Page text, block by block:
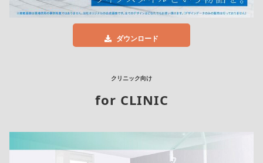
ダウンロード
クリニック向け
for CLINIC